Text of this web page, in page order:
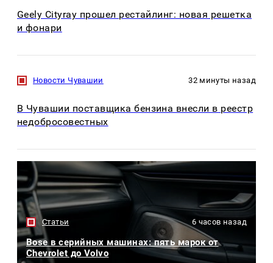
Geely Cityray прошел рестайлинг: новая решетка
и фонари
Новости Чувашии 32 минуты назад
В Чувашии поставщика бензина внесли в реестр
недобросовестных
Статьи 6 часов назад
Bose в серийных машинах: пять марок от
Chevrolet до Volvo